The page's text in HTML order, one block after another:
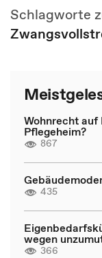
Schlagworte
Wohnrecht
Pflegeheim?
867
435
wegen
366